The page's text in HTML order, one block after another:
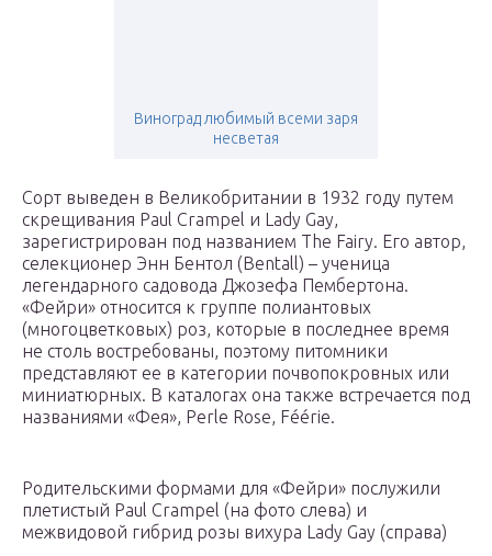
Виноград любимый всеми заря
несветая
Сорт выведен в Великобритании в 1932 году путем
скрещивания Paul Crampel и Lady Gay,
зарегистрирован под названием The Fairy. Его автор,
селекционер Энн Бентол (Bentall) – ученица
легендарного садовода Джозефа Пембертона.
«Фейри» относится к группе полиантовых
(многоцветковых) роз, которые в последнее время
не столь востребованы, поэтому питомники
представляют ее в категории почвопокровных или
миниатюрных. В каталогах она также встречается под
названиями «Фея», Perle Rose, Féérie.
Родительскими формами для «Фейри» послужили
плетистый Paul Crampel (на фото слева) и
межвидовой гибрид розы вихура Lady Gay (справа)